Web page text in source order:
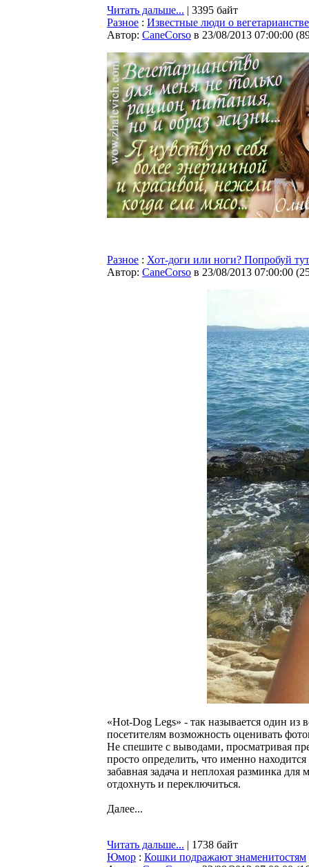
Читать дальше... | 3395 байт
Разное : Известные люди о вегетарианстве
Автор: CaneCorso в 23/08/2013 07:00:00 (
Разное : Хот-доги или ноги? Попробуй
Автор: CaneCorso в 23/08/2013 07:00:00 (
«Hot-Dog Legs» - так называется один из
посетителям возможность оценивать
Не спешите с выводами, просматривая
просто определить, что именно
забавная задача и неплохая разминка для
отдохнуть и переключиться.
Далее...
Читать дальше... | 1738 байт
Юмор : Кошки подражают знаменитостям